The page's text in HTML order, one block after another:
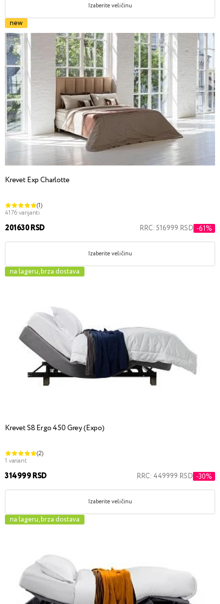
Izaberite veličinu
new
Krevet Exp Charlotte
(1)
4176 varijanti
201630 RSD RRC: 516999 RSD -61%
Izaberite veličinu
na lageru, brza dostava
Krevet S8 Ergo 450 Grey (Expo)
(2)
1 variant
314999 RSD RRC: 449999 RSD -30%
Izaberite veličinu
na lageru, brza dostava